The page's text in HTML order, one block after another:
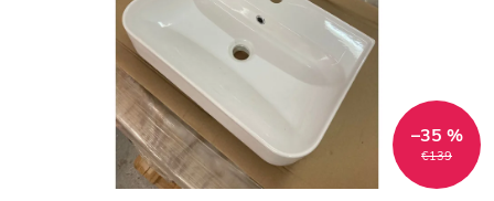
€139
–35 %